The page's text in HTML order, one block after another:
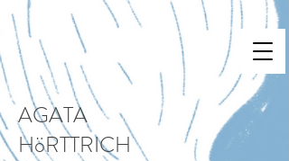
AGATA
HöRTTRICH